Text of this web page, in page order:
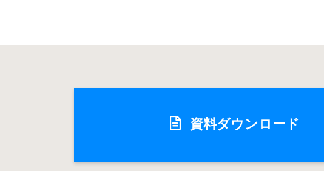
資料ダウンロード